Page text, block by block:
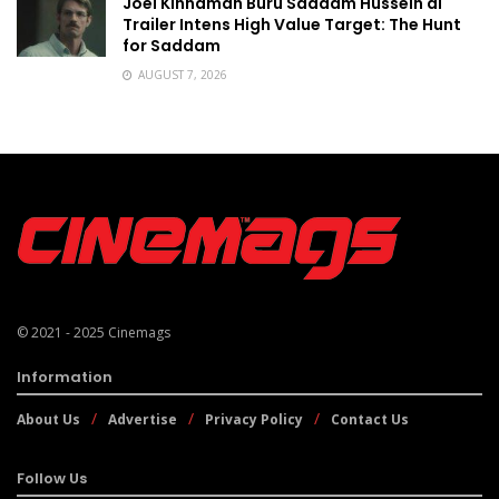
Trailer Intens High Value Target: The Hunt
for Saddam
AUGUST 7, 2026
© 2021 - 2025 Cinemags
Information
About Us Advertise Privacy Policy Contact Us
Follow Us